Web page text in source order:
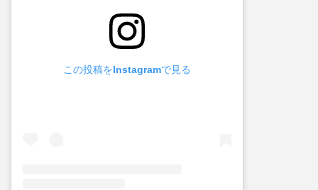
この投稿をInstagramで見る